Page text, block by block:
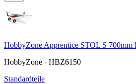
HobbyZone Apprentice STOL S
HobbyZone - HBZ6150
Standardteile